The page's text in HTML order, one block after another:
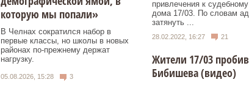
которую мы попали»
В Челнах сократился набор в
первые классы, но школы в новых
районах по-прежнему держат
нагрузку.
05.08.2026, 15:28 3
привлечения к
дома 17/03. По словам
затянуть ...
28.02.2022, 16:27 21
Жители 17/03
Бибишева (видео)